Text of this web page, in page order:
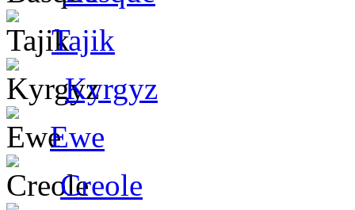
Tajik
Kyrgyz
Ewe
Creole